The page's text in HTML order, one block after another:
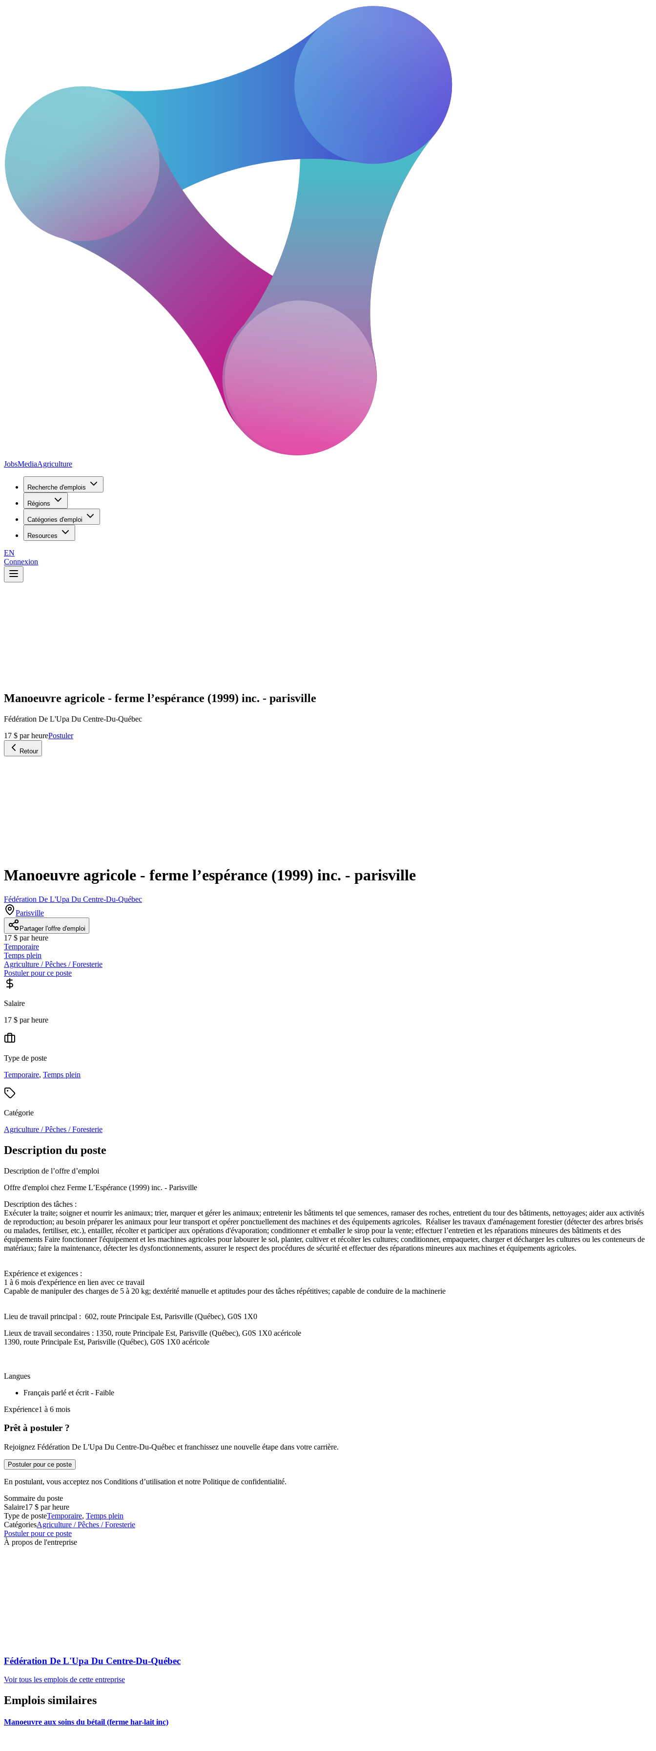
JobsMediaAgriculture
Recherche d'emplois
Régions
Catégories d'emploi
Resources
EN
Connexion
Manoeuvre agricole - ferme l’espérance (1999) inc. - parisville
Fédération De L'Upa Du Centre-Du-Québec
17 $ par heurePostuler
Retour
Manoeuvre agricole - ferme l’espérance (1999) inc. - parisville
Fédération De L'Upa Du Centre-Du-Québec
Parisville
Partager l'offre d'emploi
17 $ par heure
Temporaire
Temps plein
Agriculture / Pêches / Foresterie
Postuler pour ce poste
Salaire
17 $ par heure
Type de poste
Temporaire, Temps plein
Catégorie
Agriculture / Pêches / Foresterie
Description du poste
Description de l’offre d’emploi
Offre d'emploi chez Ferme L’Espérance (1999) inc. - Parisville
Description des tâches :
Exécuter la traite; soigner et nourrir les animaux; trier, marquer et gérer les animaux; entretenir les bâtiments tel que semences, ramaser des roches, entretient du tour des bâtiments, nettoyages; aider aux activités
de reproduction; au besoin préparer les animaux pour leur transport et opérer ponctuellement des machines et des équipements agricoles. Réaliser les travaux d'aménagement forestier (détecter des arbres brisés
ou malades, fertiliser, etc.), entailler, récolter et participer aux opérations d'évaporation; conditionner et emballer le sirop pour la vente; effectuer l’entretien et les réparations mineures des bâtiments et des
équipements Faire fonctionner l'équipement et les machines agricoles pour labourer le sol, planter, cultiver et récolter les cultures; conditionner, empaqueter, charger et décharger les cultures ou les conteneurs de
matériaux; faire la maintenance, détecter les dysfonctionnements, assurer le respect des procédures de sécurité et effectuer des réparations mineures aux machines et équipements agricoles.
Expérience et exigences :
1 à 6 mois d'expérience en lien avec ce travail
Capable de manipuler des charges de 5 à 20 kg; dextérité manuelle et aptitudes pour des tâches répétitives; capable de conduire de la machinerie
Lieu de travail principal : 602, route Principale Est, Parisville (Québec), G0S 1X0
Lieux de travail secondaires : 1350, route Principale Est, Parisville (Québec), G0S 1X0 acéricole
1390, route Principale Est, Parisville (Québec), G0S 1X0 acéricole
Langues
Français parlé et écrit - Faible
Expérience1 à 6 mois
Prêt à postuler ?
Rejoignez Fédération De L'Upa Du Centre-Du-Québec et franchissez une nouvelle étape dans votre carrière.
Postuler pour ce poste
En postulant, vous acceptez nos Conditions d’utilisation et notre Politique de confidentialité.
Sommaire du poste
Salaire17 $ par heure
Type de posteTemporaire, Temps plein
CatégoriesAgriculture / Pêches / Foresterie
Postuler pour ce poste
À propos de l'entreprise
Fédération De L'Upa Du Centre-Du-Québec
Voir tous les emplois de cette entreprise
Emplois similaires
Manoeuvre aux soins du bétail (ferme har-lait inc)